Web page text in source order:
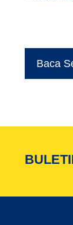
Baca